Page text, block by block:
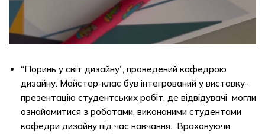
“Поринь у світ дизайну”, проведений кафедрою
дизайну. Майстер-клас був інтегрований у виставку-
презентацію студентських робіт, де відвідувачі могли
ознайомитися з роботами, виконаними студентами
кафедри дизайну під час навчання. Враховуючи